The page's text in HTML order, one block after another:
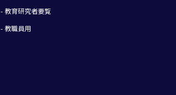
- 教育研究者要覧
- 教職員用